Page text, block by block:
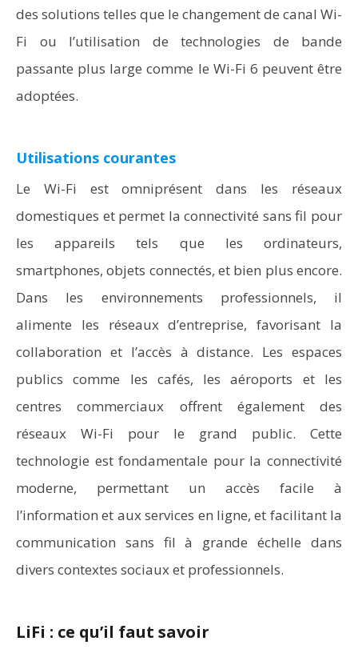
des solutions telles que le changement de canal Wi-
Fi ou l’utilisation de technologies de bande
passante plus large comme le Wi-Fi 6 peuvent être
adoptées.
Utilisations courantes
Le Wi-Fi est omniprésent dans les réseaux
domestiques et permet la connectivité sans fil pour
les appareils tels que les ordinateurs,
smartphones, objets connectés, et bien plus encore.
Dans les environnements professionnels, il
alimente les réseaux d’entreprise, favorisant la
collaboration et l’accès à distance. Les espaces
publics comme les cafés, les aéroports et les
centres commerciaux offrent également des
réseaux Wi-Fi pour le grand public. Cette
technologie est fondamentale pour la connectivité
moderne, permettant un accès facile à
l’information et aux services en ligne, et facilitant la
communication sans fil à grande échelle dans
divers contextes sociaux et professionnels.
LiFi : ce qu’il faut savoir